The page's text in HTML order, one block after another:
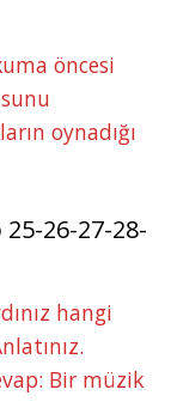
öncesi
oynadığı
25-26-27-28-
hangi
Bir müzik